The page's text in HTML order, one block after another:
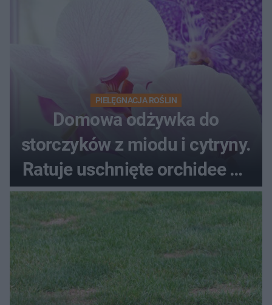
PIELĘGNACJA ROŚLIN
Domowa odżywka do
storczyków z miodu i cytryny.
Ratuje uschnięte orchidee po
upałach